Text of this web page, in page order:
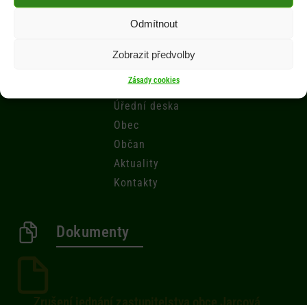
Odmítnout
Zobrazit předvolby
Zásady cookies
obce Jarcová.
Úřad
Úřední deska
Obec
Občan
Aktuality
Kontakty
Dokumenty